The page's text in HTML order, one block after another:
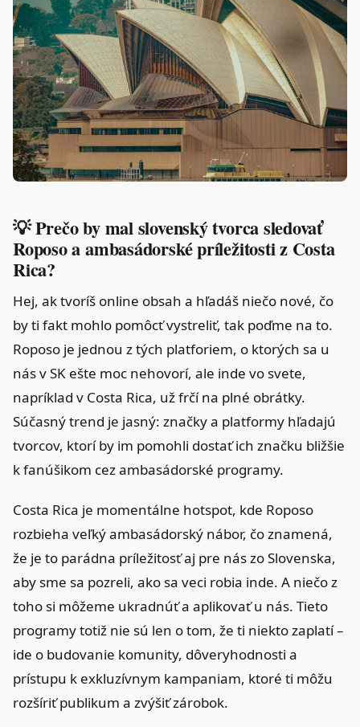
💡 Prečo by mal slovenský tvorca sledovať
Roposo a ambasádorské príležitosti z Costa
Rica?
Hej, ak tvoríš online obsah a hľadáš niečo nové, čo
by ti fakt mohlo pomôcť vystreliť, tak poďme na to.
Roposo je jednou z tých platforiem, o ktorých sa u
nás v SK ešte moc nehovorí, ale inde vo svete,
napríklad v Costa Rica, už frčí na plné obrátky.
Súčasný trend je jasný: značky a platformy hľadajú
tvorcov, ktorí by im pomohli dostať ich značku bližšie
k fanúšikom cez ambasádorské programy.
Costa Rica je momentálne hotspot, kde Roposo
rozbieha veľký ambasádorský nábor, čo znamená,
že je to parádna príležitosť aj pre nás zo Slovenska,
aby sme sa pozreli, ako sa veci robia inde. A niečo z
toho si môžeme ukradnúť a aplikovať u nás. Tieto
programy totiž nie sú len o tom, že ti niekto zaplatí –
ide o budovanie komunity, dôveryhodnosti a
prístupu k exkluzívnym kampaniam, ktoré ti môžu
rozšíriť publikum a zvýšiť zárobok.